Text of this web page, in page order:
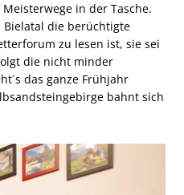
in der Tasche.
Bielatal die berüchtigte
zu lesen ist, sie sei
die nicht minder
das ganze Frühjahr
bahnt sich